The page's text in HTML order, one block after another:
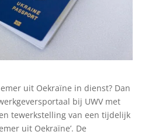
uit Oekraïne in dienst? Dan
bij UWV met
tewerkstelling van een tijdelijk
uit Oekraïne’. De